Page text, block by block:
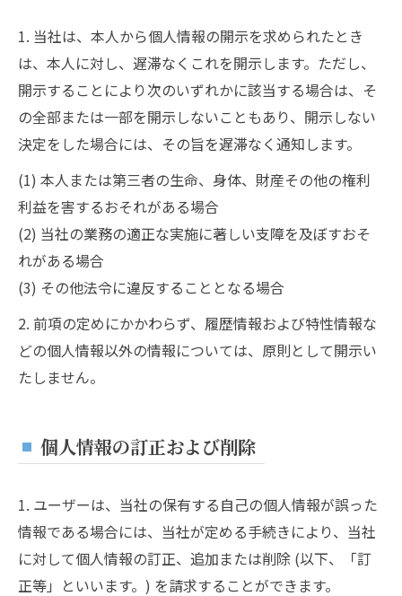
1. 当社は、本人から個人情報の開示を求められたとき
は、本人に対し、遅滞なくこれを開示します。ただし、
開示することにより次のいずれかに該当する場合は、そ
の全部または一部を開示しないこともあり、開示しない
決定をした場合には、その旨を遅滞なく通知します。
(1) 本人または第三者の生命、身体、財産その他の権利
利益を害するおそれがある場合
(2) 当社の業務の適正な実施に著しい支障を及ぼすおそ
れがある場合
(3) その他法令に違反することとなる場合
2. 前項の定めにかかわらず、履歴情報および特性情報な
どの個人情報以外の情報については、原則として開示い
たしません。
個人情報の訂正および削除
1. ユーザーは、当社の保有する自己の個人情報が誤った
情報である場合には、当社が定める手続きにより、当社
に対して個人情報の訂正、追加または削除 (以下、「訂
正等」といいます。) を請求することができます。